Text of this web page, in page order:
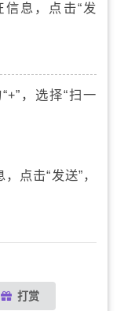
信息，点击“发
，选择“扫一
点击“发送”，
打赏